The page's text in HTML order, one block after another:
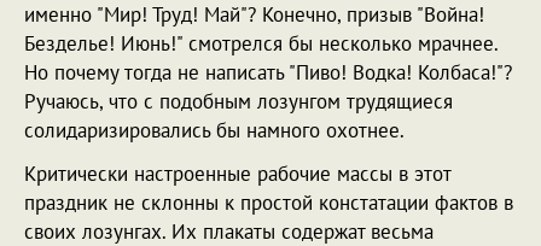
именно "Мир! Труд! Май"? Конечно, призыв "Война!
Безделье! Июнь!" смотрелся бы несколько мрачнее.
Но почему тогда не написать "Пиво! Водка! Колбаса!"?
Ручаюсь, что с подобным лозунгом трудящиеся
солидаризировались бы намного охотнее.
Критически настроенные рабочие массы в этот
праздник не склонны к простой констатации фактов в
своих лозунгах. Их плакаты содержат весьма